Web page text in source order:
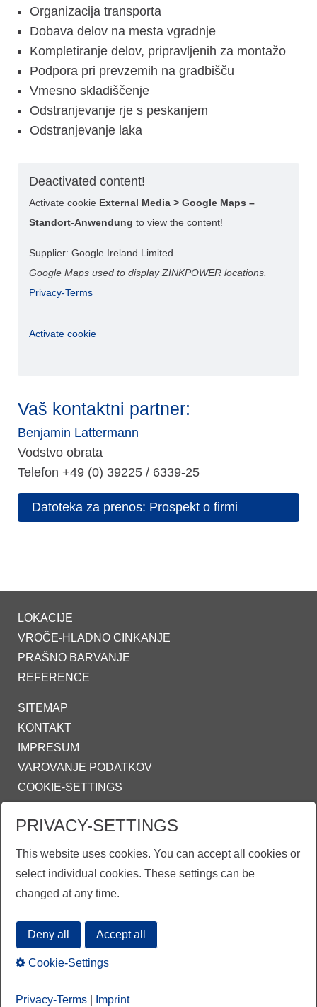
Organizacija transporta
Dobava delov na mesta vgradnje
Kompletiranje delov, pripravljenih za montažo
Podpora pri prevzemih na gradbišču
Vmesno skladiščenje
Odstranjevanje rje s peskanjem
Odstranjevanje laka
Deactivated content!
Activate cookie External Media > Google Maps –
Standort-Anwendung to view the content!
Supplier: Google Ireland Limited
Google Maps used to display ZINKPOWER locations.
Privacy-Terms
Activate cookie
Vaš kontaktni partner:
Benjamin Lattermann
Vodstvo obrata
Telefon +49 (0) 39225 / 6339-25
Datoteka za prenos: Prospekt o firmi
LOKACIJE
VROČE-HLADNO CINKANJE
PRAŠNO BARVANJE
REFERENCE
SITEMAP
KONTAKT
IMPRESUM
VAROVANJE PODATKOV
COOKIE-SETTINGS
ZINKPOWER COMPLIANCE
INFO@ZINKPOWER.COM
PRIVACY-SETTINGS
This website uses cookies. You can accept all cookies or
select individual cookies. These settings can be
changed at any time.
Deny all Accept all
Cookie-Settings
Privacy-Terms Imprint